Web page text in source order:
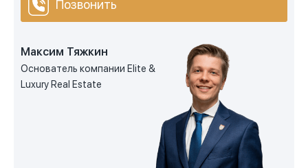
Позвонить
Максим Тяжкин
Основатель компании Elite &
Luxury Real Estate